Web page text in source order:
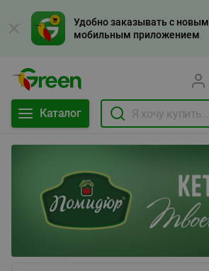
Удобно заказывать с новым
мобильным приложением
Каталог